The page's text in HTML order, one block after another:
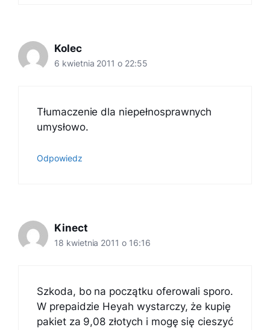
Kolec
6 kwietnia 2011 o 22:55
Tłumaczenie dla niepełnosprawnych
umysłowo.
Odpowiedz
Kinect
18 kwietnia 2011 o 16:16
Szkoda, bo na początku oferowali sporo.
W prepaidzie Heyah wystarczy, że kupię
pakiet za 9,08 złotych i mogę się cieszyć